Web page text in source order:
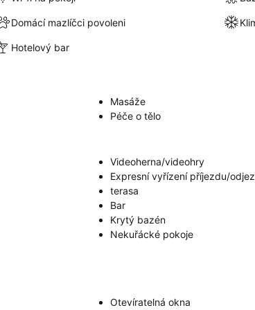
Domácí mazlíčci povoleni
Hotelový bar
Masáže
Péče o tělo
Videoherna/videohry
Expresní vyřízení příjezdu/
terasa
Bar
Krytý bazén
Nekuřácké pokoje
Otevíratelná okna